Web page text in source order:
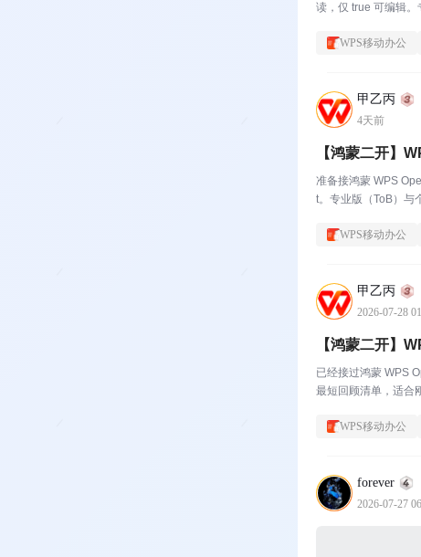
读，仅 true 可编辑
WPS移动办公
甲乙丙
4天前
【鸿蒙二开】
准备接鸿蒙 WPS
t。专业版（ToB）与
WPS移动办公
甲乙丙
2026-07-28
【鸿蒙二开】
已经接过鸿蒙 WPS
最短回顾清单，适合
WPS移动办公
forever
2026-07-27